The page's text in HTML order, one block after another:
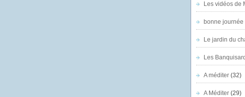
Les vidéos de
bonne journée
Le jardin du
Les
A méditer(32)
A Méditer(29)